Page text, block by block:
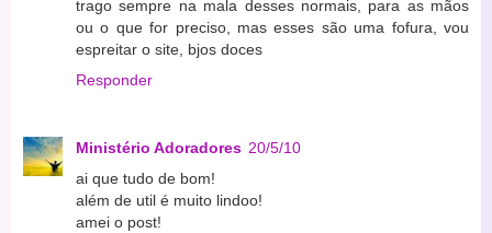
trago sempre na mala desses normais, para as mãos
ou o que for preciso, mas esses são uma fofura, vou
espreitar o site, bjos doces
Responder
Ministério Adoradores 20/5/10
ai que tudo de bom!
além de util é muito lindoo!
amei o post!